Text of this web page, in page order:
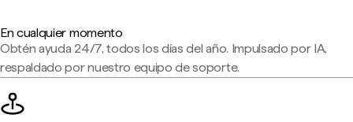
En cualquier momento
Obtén ayuda 24/7, todos los días del año. Impulsado por IA,
respaldado por nuestro equipo de soporte.